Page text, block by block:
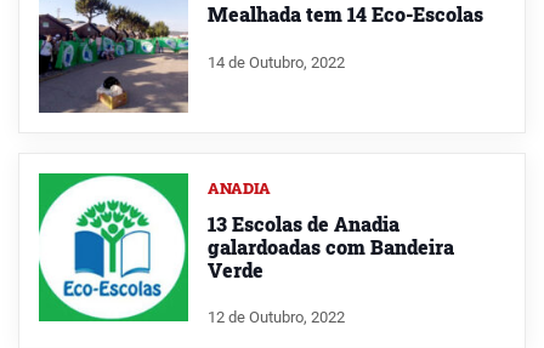
Mealhada tem 14 Eco-Escolas
14 de Outubro, 2022
ANADIA
13 Escolas de Anadia
galardoadas com Bandeira
Verde
12 de Outubro, 2022